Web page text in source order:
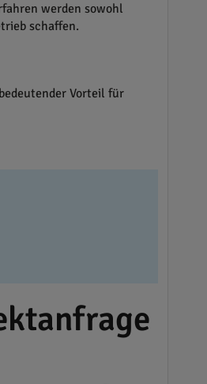
werden sowohl
schaffen.
Vorteil für